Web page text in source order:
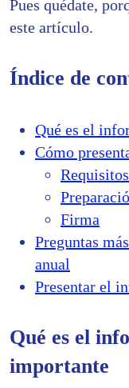
Pues quédate,
este artículo.
Índice de
Qué es el
Cómo
Firma
Preguntas
anual
Presentar el
Qué es el
importante